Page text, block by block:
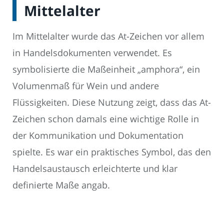
Mittelalter
Im Mittelalter wurde das At-Zeichen vor allem
in Handelsdokumenten verwendet. Es
symbolisierte die Maßeinheit „amphora“, ein
Volumenmaß für Wein und andere
Flüssigkeiten. Diese Nutzung zeigt, dass das At-
Zeichen schon damals eine wichtige Rolle in
der Kommunikation und Dokumentation
spielte. Es war ein praktisches Symbol, das den
Handelsaustausch erleichterte und klar
definierte Maße angab.